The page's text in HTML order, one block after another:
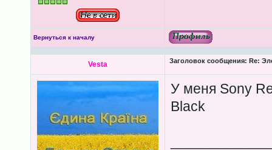
Вернуться к началу
Vesta Заголовок сообщения: Re:
У меня Sony
Black